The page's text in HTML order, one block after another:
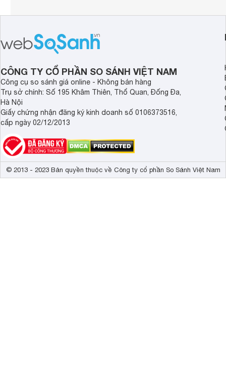
CÔNG TY CỔ PHẦN SO SÁNH VIỆT NAM
Công cụ so sánh giá online - Không bán hàng
Trụ sở chính: Số 195 Khâm Thiên, Thổ Quan, Đống Đa,
Hà Nội
Giấy chứng nhận đăng ký kinh doanh số 0106373516,
cấp ngày 02/12/2013
© 2013 - 2023 Bản quyền thuộc về Công ty cổ phần So Sánh Việt Nam